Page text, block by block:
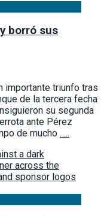
borró sus
importante triunfo tras
de la tercera fecha
su segunda
ante Pérez
de mucho …..